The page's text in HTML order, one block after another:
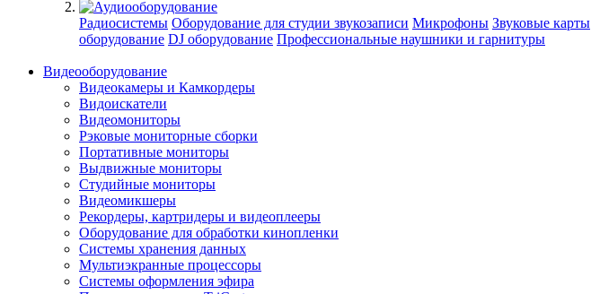
Радиосистемы Оборудование для студии звукозаписи Микрофоны Звуковые карты
оборудование DJ оборудование Профессиональные наушники и гарнитуры
Видеооборудование
Видеокамеры и Камкордеры
Видоискатели
Видеомониторы
Рэковые мониторные сборки
Портативные мониторы
Выдвижные мониторы
Студийные мониторы
Видеомикшеры
Рекордеры, картридеры и видеоплееры
Оборудование для обработки кинопленки
Системы хранения данных
Мультиэкранные процессоры
Системы оформления эфира